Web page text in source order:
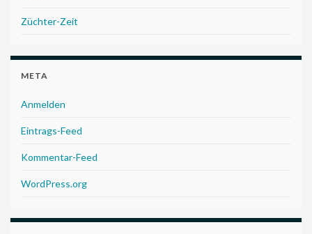
Züchter-Zeit
META
Anmelden
Eintrags-Feed
Kommentar-Feed
WordPress.org